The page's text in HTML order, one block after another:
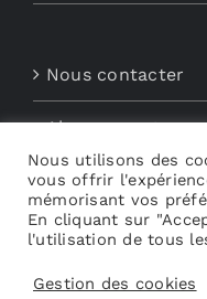
Nous contacter
Abonnements
Découvrez My
Nous utilisons des
vous offrir
mémorisant vos
En cliquant sur
l'utilisation de tous
Gestion des cookies